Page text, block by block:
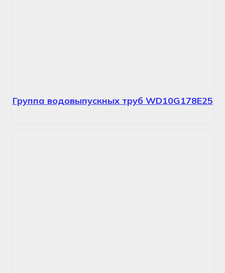
Группа водовыпускных труб WD10G178E25